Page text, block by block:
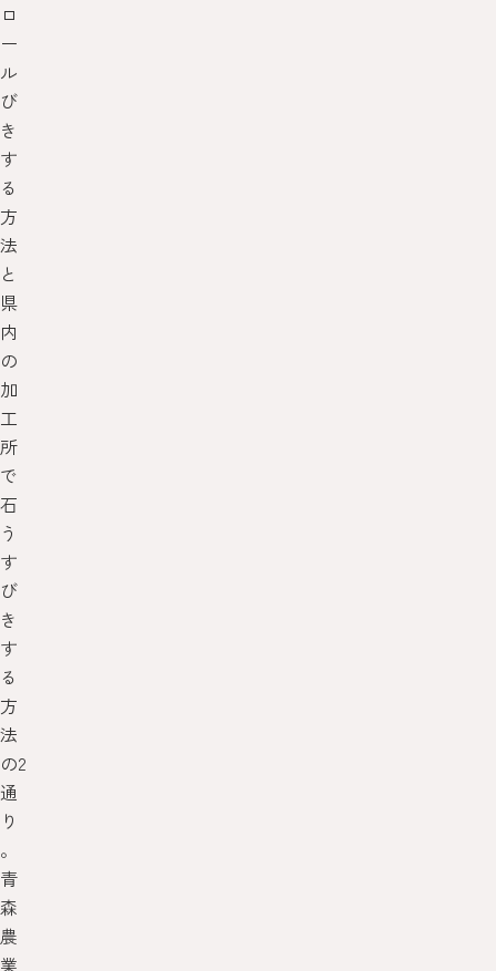
ロ
ー
ル
び
き
す
る
方
法
と
県
内
の
加
工
所
で
石
う
す
び
き
す
る
方
法
の2
通
り
。
青
森
農
業